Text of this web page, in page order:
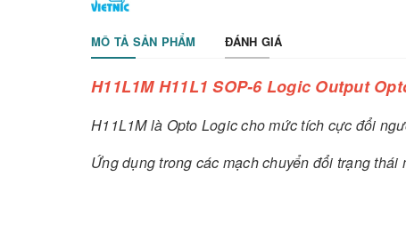
MÔ TẢ SẢN PHẨM ĐÁNH GIÁ
H11L1M H11L1 SOP-6 Logic Output
H11L1M là Opto Logic cho mức tích cực đổi
Ứng dụng trong các mạch chuyển đổi trạng